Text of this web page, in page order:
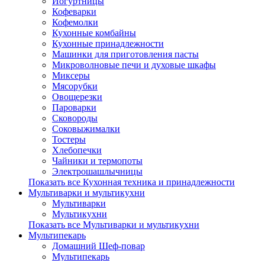
Кофеварки
Кофемолки
Кухонные комбайны
Кухонные принадлежности
Машинки для приготовления пасты
Микроволновые печи и духовые шкафы
Миксеры
Мясорубки
Овощерезки
Пароварки
Сковороды
Соковыжималки
Тостеры
Хлебопечки
Чайники и термопоты
Электрошашлычницы
Показать все Кухонная техника и принадлежности
Мультиварки и мультикухни
Мультиварки
Мультикухни
Показать все Мультиварки и мультикухни
Мультипекарь
Домашний Шеф-повар
Мультипекарь